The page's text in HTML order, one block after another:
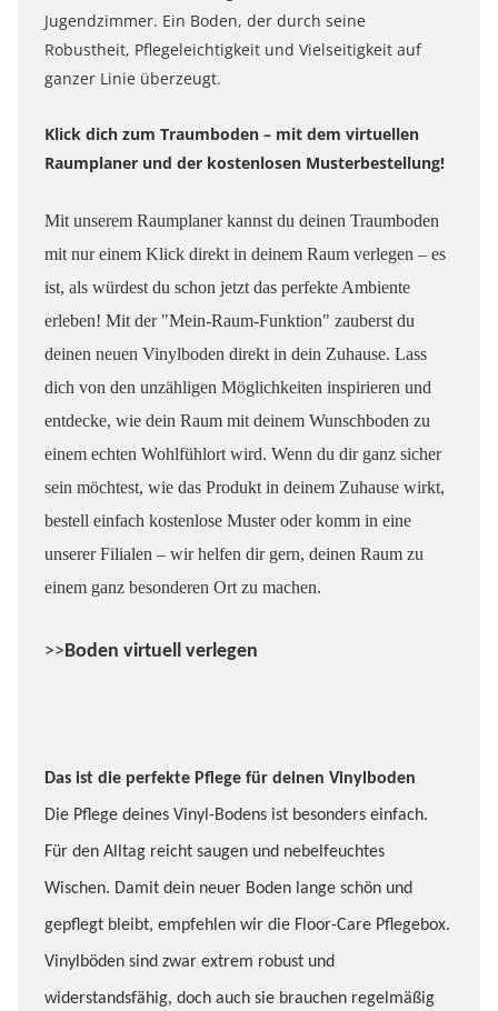
Jugendzimmer. Ein Boden, der durch seine
Robustheit, Pflegeleichtigkeit und Vielseitigkeit auf
ganzer Linie überzeugt.
Klick dich zum Traumboden – mit dem virtuellen
Raumplaner und der kostenlosen Musterbestellung!
Mit unserem Raumplaner kannst du deinen Traumboden
mit nur einem Klick direkt in deinem Raum verlegen – es
ist, als würdest du schon jetzt das perfekte Ambiente
erleben! Mit der "Mein-Raum-Funktion" zauberst du
deinen neuen Vinylboden direkt in dein Zuhause. Lass
dich von den unzähligen Möglichkeiten inspirieren und
entdecke, wie dein Raum mit deinem Wunschboden zu
einem echten Wohlfühlort wird. Wenn du dir ganz sicher
sein möchtest, wie das Produkt in deinem Zuhause wirkt,
bestell einfach kostenlose Muster oder komm in eine
unserer Filialen – wir helfen dir gern, deinen Raum zu
einem ganz besonderen Ort zu machen.
>>Boden virtuell verlegen
Das ist die perfekte Pflege für deinen Vinylboden
Die Pflege deines Vinyl-Bodens ist besonders einfach.
Für den Alltag reicht saugen und nebelfeuchtes
Wischen. Damit dein neuer Boden lange schön und
gepflegt bleibt, empfehlen wir die Floor-Care Pflegebox.
Vinylböden sind zwar extrem robust und
widerstandsfähig, doch auch sie brauchen regelmäßig